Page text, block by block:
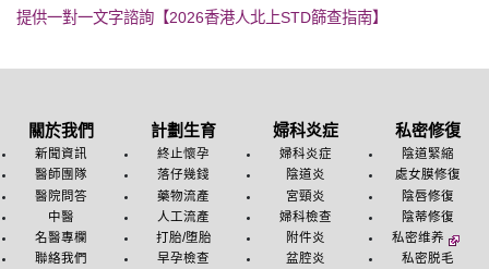
提供一對一文字諮詢【2026香港人北上STD篩查指南】
關於我們
新聞資訊
醫師團隊
醫院問答
中醫
名醫專欄
聯絡我們
計劃生育
終止懷孕
落仔幾錢
藥物流產
人工流產
打胎/堕胎
早孕檢查
婦科炎症
婦科炎症
陰道炎
宮頸炎
婦科檢查
附件炎
盆腔炎
私密修復
陰道緊縮
處女膜修復
陰唇修復
陰蒂修復
私密维养
私密脱毛